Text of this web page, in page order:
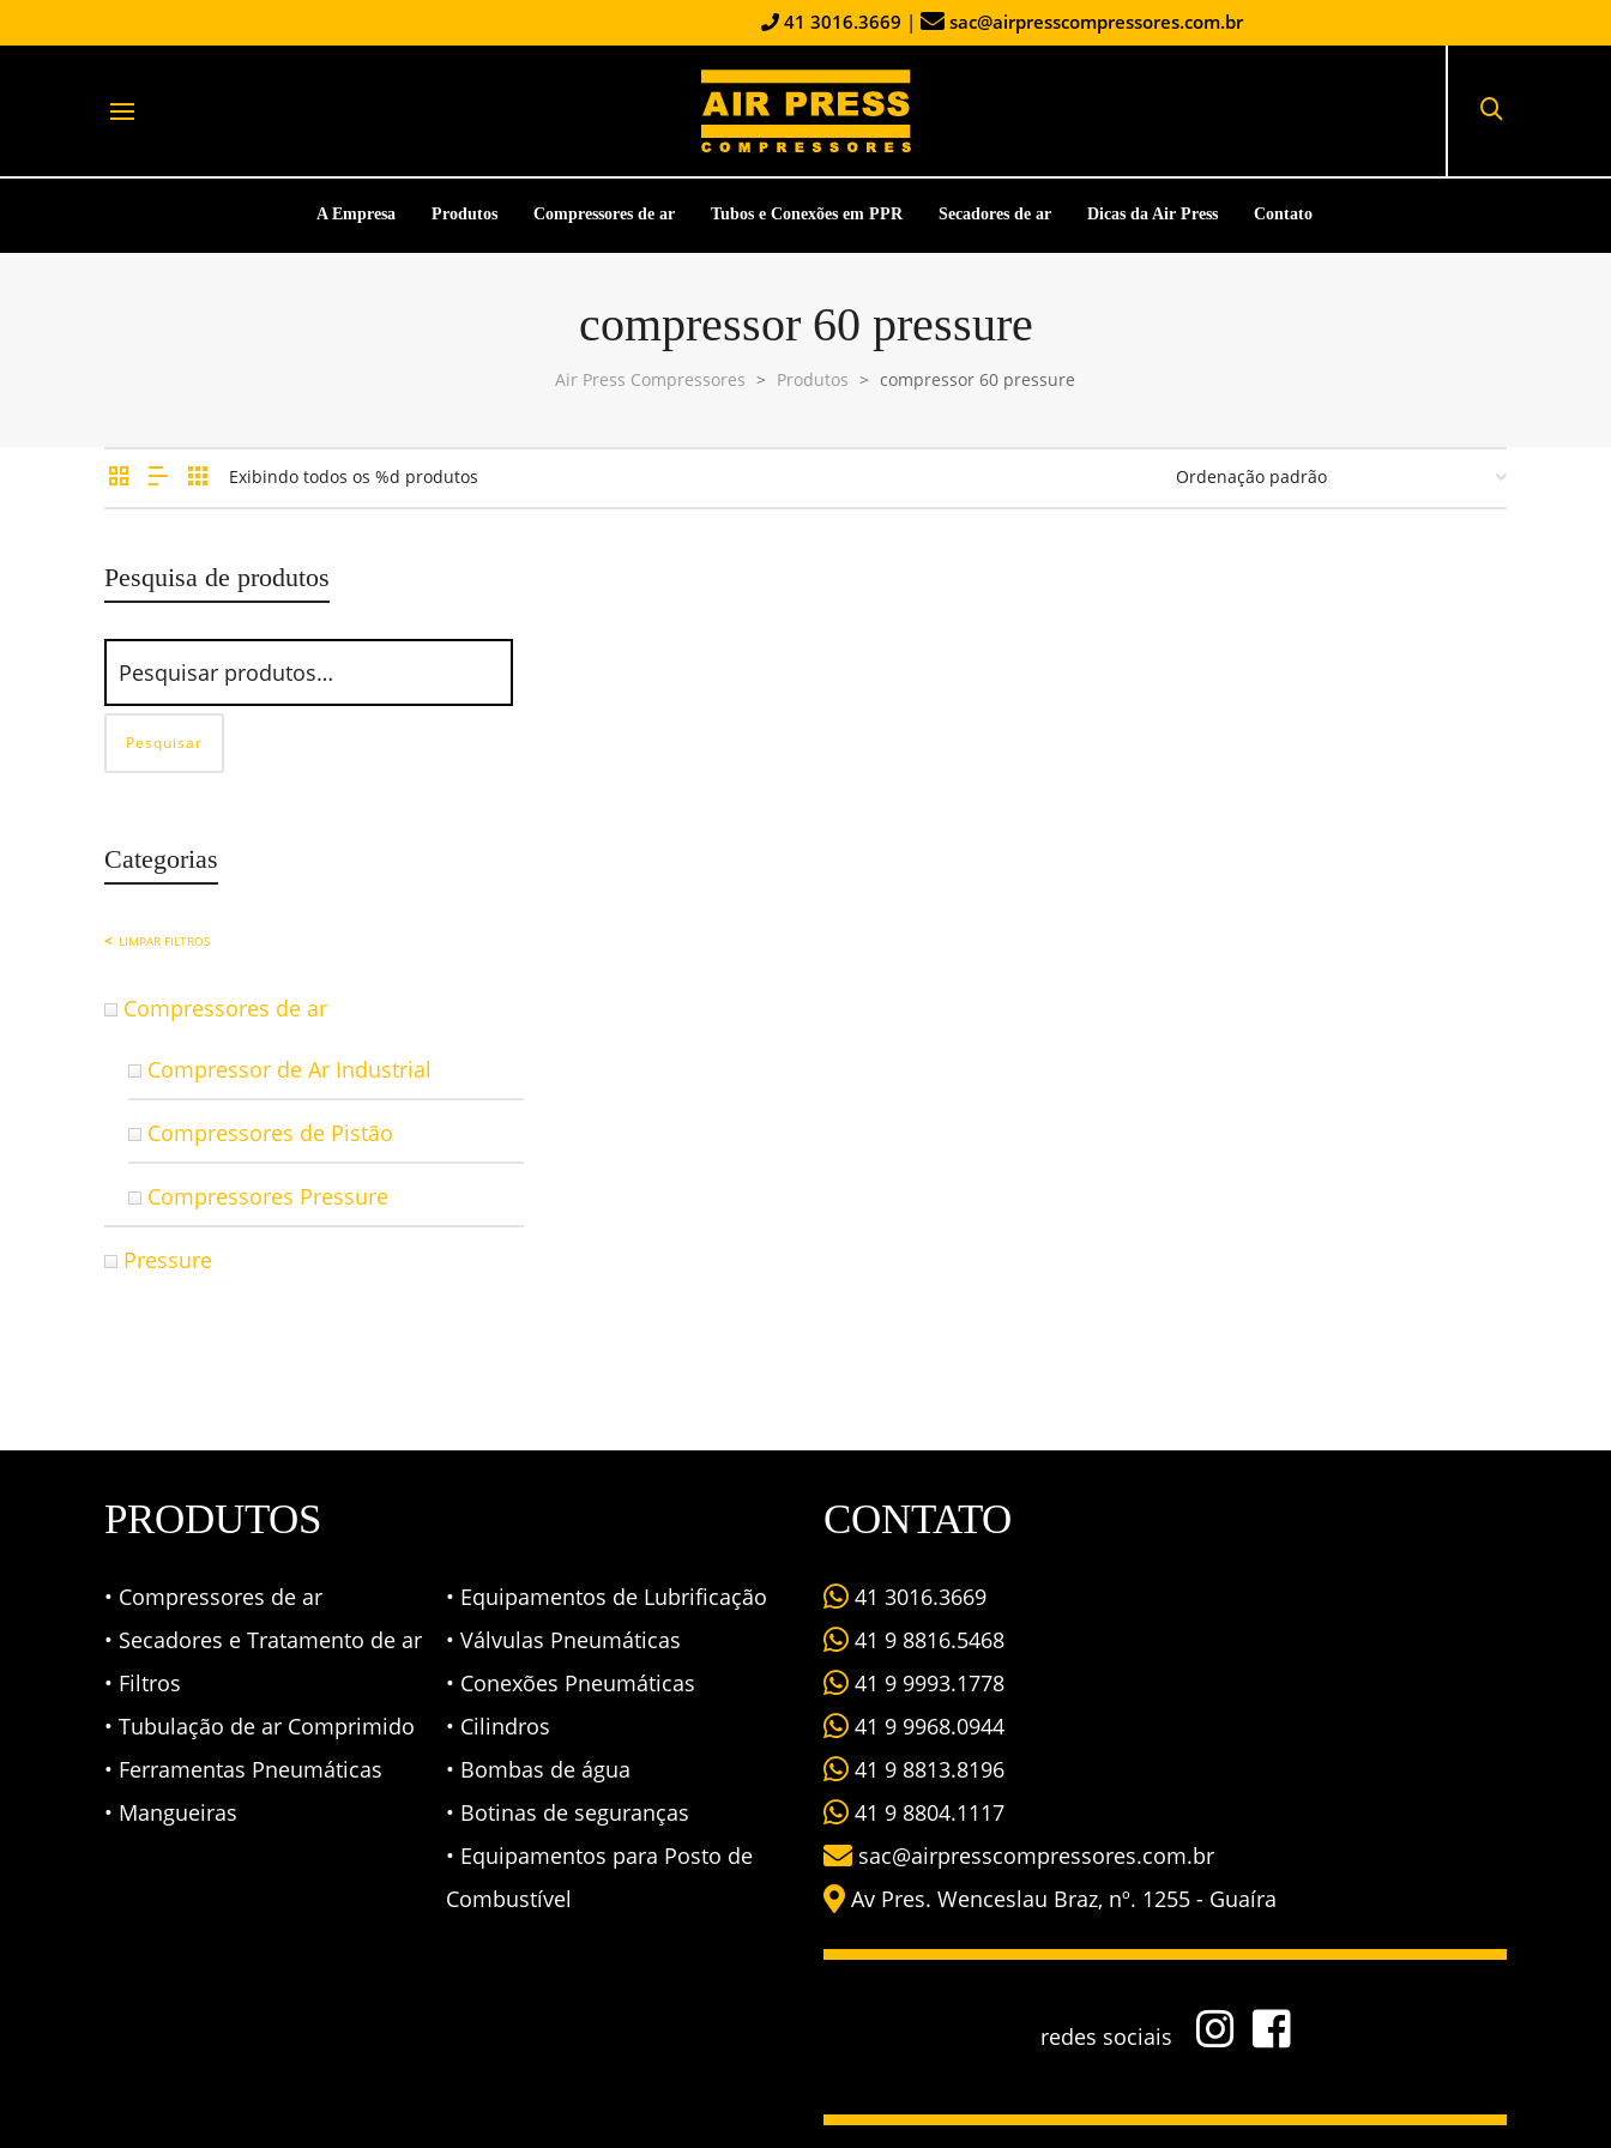
41 3016.3669 | sac@airpresscompressores.com.br
A Empresa Produtos Compressores de ar Tubos e Conexões em PPR Secadores de ar Dicas da Air Press Contato
compressor 60 pressure
Air Press Compressores > Produtos > compressor 60 pressure
Exibindo todos os %d produtos
Pesquisa de produtos
Pesquisar
Categorias
LIMPAR FILTROS
Compressores de ar
Compressor de Ar Industrial
Compressores de Pistão
Compressores Pressure
Pressure
PRODUTOS
• Compressores de ar
• Secadores e Tratamento de ar
• Filtros
• Tubulação de ar Comprimido
• Ferramentas Pneumáticas
• Mangueiras
• Equipamentos de Lubrificação
• Válvulas Pneumáticas
• Conexões Pneumáticas
• Cilindros
• Bombas de água
• Botinas de seguranças
• Equipamentos para Posto de
Combustível
CONTATO
41 3016.3669
41 9 8816.5468
41 9 9993.1778
41 9 9968.0944
41 9 8813.8196
41 9 8804.1117
sac@airpresscompressores.com.br
Av Pres. Wenceslau Braz, nº. 1255 - Guaíra
redes sociais